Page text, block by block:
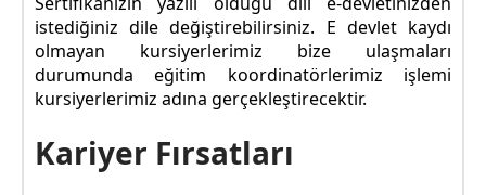
istediğiniz dile değiştirebilirsiniz. E devlet kaydı
olmayan kursiyerlerimiz bize ulaşmaları
durumunda eğitim koordinatörlerimiz işlemi
kursiyerlerimiz adına gerçekleştirecektir.
Kariyer Fırsatları